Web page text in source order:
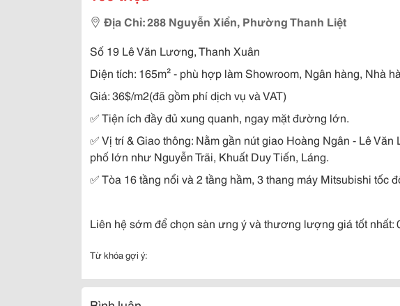
Địa Chỉ: 288 Nguyễn Xiển, Phường Thanh Liệt
Số 19 Lê Văn Lương, Thanh Xuân
Diện tích: 165m² - phù hợp làm Showroom, Ngân hàng, Nhà
Giá: 36$/m2(đã gồm phí dịch vụ và VAT)
✅Tiện ích đầy đủ xung quanh, ngay mặt đường lớn.
✅Vị trí & Giao thông: Nằm gần nút giao Hoàng Ngân - Lê
phố lớn như Nguyễn Trãi, Khuất Duy Tiến, Láng.
✅Tòa 16 tầng nổi và 2 tầng hầm, 3 thang máy Mitsubishi tốc
Liên hệ sớm để chọn sàn ưng ý và thương lượng giá tốt nhất:
Từ khóa gợi ý: